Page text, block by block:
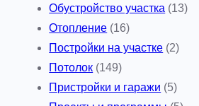
Обустройство участка (13)
Отопление (16)
Постройки на участке (2)
Потолок (149)
Пристройки и гаражи (5)